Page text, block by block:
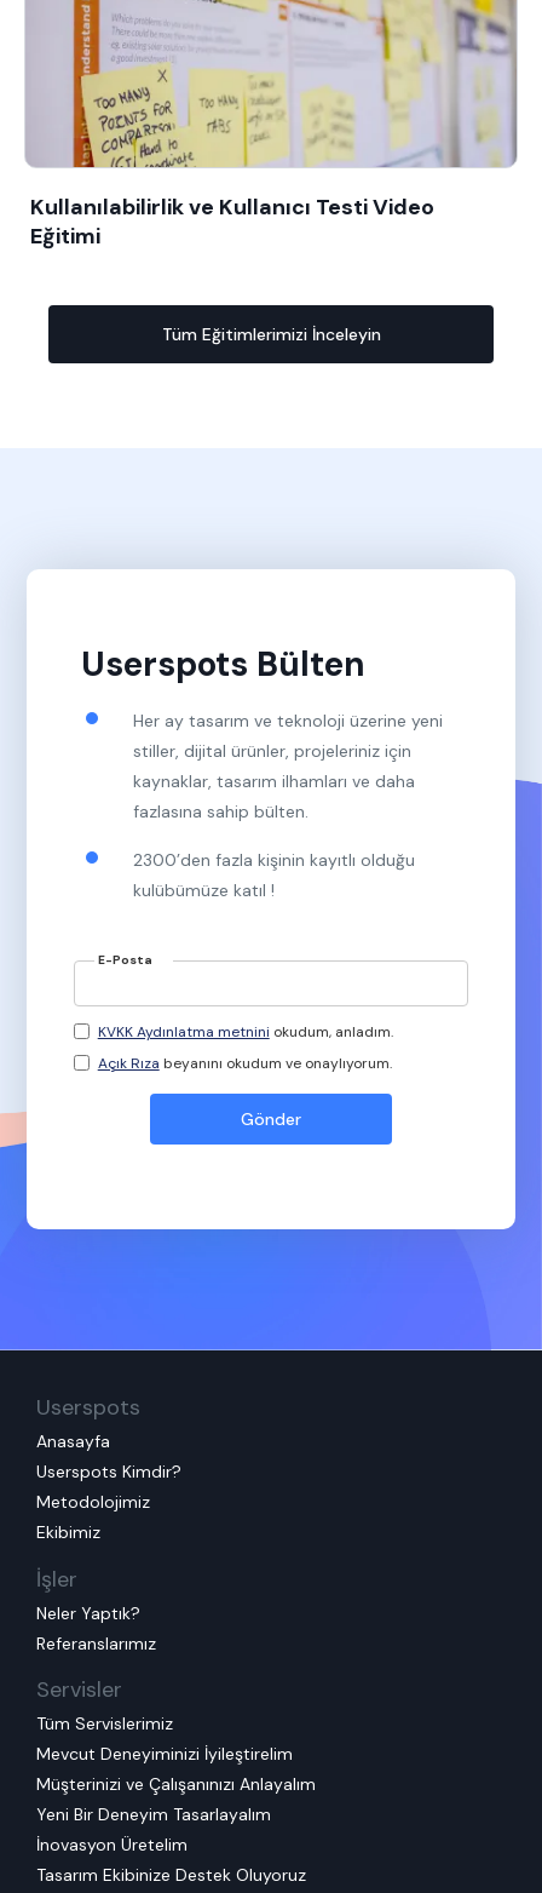
Kullanılabilirlik ve Kullanıcı Testi Video
Eğitimi
Tüm Eğitimlerimizi İnceleyin
Userspots Bülten
Her ay tasarım ve teknoloji üzerine yeni
stiller, dijital ürünler, projeleriniz için
kaynaklar, tasarım ilhamları ve daha
fazlasına sahip bülten.
2300’den fazla kişinin kayıtlı olduğu
kulübümüze katıl !
E-Posta
KVKK Aydınlatma metnini okudum, anladım.
Açık Rıza beyanını okudum ve onaylıyorum.
Userspots
Anasayfa
Userspots Kimdir?
Metodolojimiz
Ekibimiz
İşler
Neler Yaptık?
Referanslarımız
Servisler
Tüm Servislerimiz
Mevcut Deneyiminizi İyileştirelim
Müşterinizi ve Çalışanınızı Anlayalım
Yeni Bir Deneyim Tasarlayalım
İnovasyon Üretelim
Tasarım Ekibinize Destek Oluyoruz